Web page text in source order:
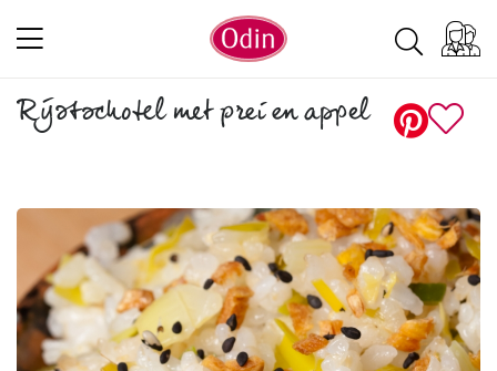
Rijstschotel met prei en appel